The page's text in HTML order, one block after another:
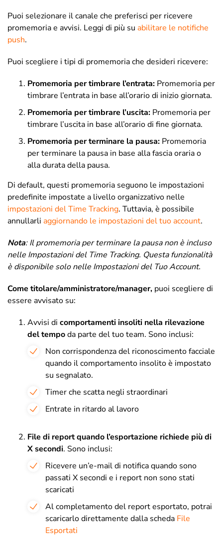
Puoi selezionare il canale che preferisci per ricevere
promemoria e avvisi. Leggi di più su abilitare le notifiche
push.
Puoi scegliere i tipi di promemoria che desideri ricevere:
Promemoria per timbrare l’entrata: Promemoria per
timbrare l’entrata in base all’orario di inizio giornata.
Promemoria per timbrare l’uscita: Promemoria per
timbrare l’uscita in base all’orario di fine giornata.
Promemoria per terminare la pausa: Promemoria
per terminare la pausa in base alla fascia oraria o
alla durata della pausa.
Di default, questi promemoria seguono le impostazioni
predefinite impostate a livello organizzativo nelle
impostazioni del Time Tracking. Tuttavia, è possibile
annullarli aggiornando le impostazioni del tuo account.
Nota:Il promemoria per terminare la pausa non è incluso
nelle Impostazioni del Time Tracking. Questa funzionalità
è disponibile solo nelle Impostazioni del Tuo Account.
Come titolare/amministratore/manager, puoi scegliere di
essere avvisato su:
Avvisi di comportamenti insoliti nella rilevazione
del tempoda parte del tuo team. Sono inclusi:
Non corrispondenza del riconoscimento facciale
quando il comportamento insolito è impostato
su segnalato.
Timer che scatta negli straordinari
Entrate in ritardo al lavoro
File di report quando l’esportazione richiede più di
X secondi. Sono inclusi:
Ricevere un’e-mail di notifica quando sono
passati X secondi e i report non sono stati
scaricati
Al completamento del report esportato, potrai
scaricarlo direttamente dalla scheda File
Esportati